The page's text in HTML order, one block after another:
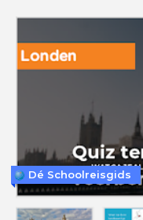
Dé Schoolreisgids